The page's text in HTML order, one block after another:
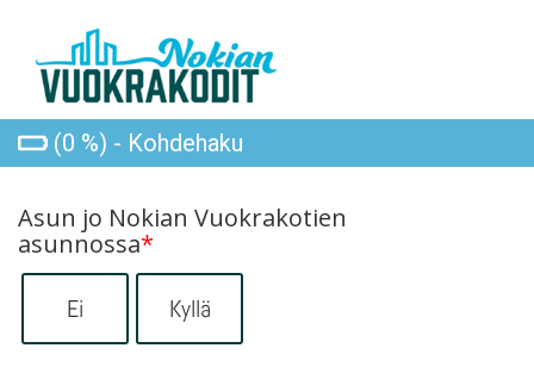
(0 %) - Kohdehaku
Asun jo Nokian Vuokrakotien
asunnossa*
Ei Kyllä